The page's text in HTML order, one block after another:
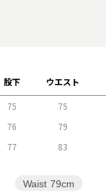
股下 ウエスト
75 75
76 79
77 83
Waist 79cm